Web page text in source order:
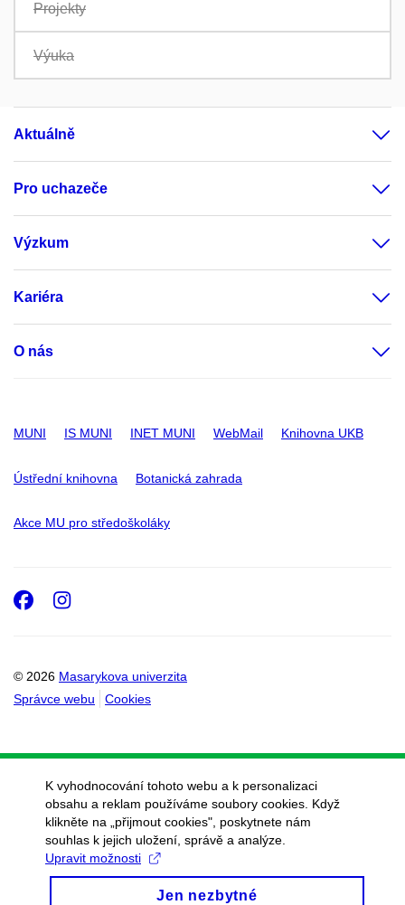
Projekty
Výuka
Aktuálně
Pro uchazeče
Výzkum
Kariéra
O nás
MUNI IS MUNI INET MUNI WebMail Knihovna UKB
Ústřední knihovna Botanická zahrada
Akce MU pro středoškoláky
© 2026 Masarykova univerzita
Správce webu
Cookies
Facebook
Instagram
K vyhodnocování tohoto webu a k personalizaci
obsahu a reklam používáme soubory cookies. Když
klikněte na „přijmout cookies", poskytnete nám
souhlas k jejich uložení, správě a analýze.
Upravit možnosti
Jen nezbytné